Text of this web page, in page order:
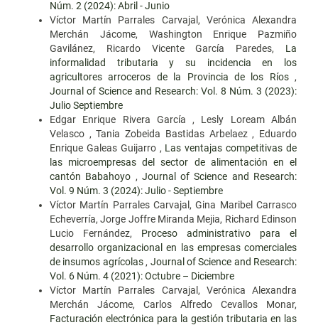
Núm. 2 (2024): Abril - Junio
Víctor Martín Parrales Carvajal, Verónica Alexandra
Merchán Jácome, Washington Enrique Pazmiño
Gavilánez, Ricardo Vicente García Paredes, La
informalidad tributaria y su incidencia en los
agricultores arroceros de la Provincia de los Ríos ,
Journal of Science and Research: Vol. 8 Núm. 3 (2023):
Julio Septiembre
Edgar Enrique Rivera García , Lesly Loream Albán
Velasco , Tania Zobeida Bastidas Arbelaez , Eduardo
Enrique Galeas Guijarro , Las ventajas competitivas de
las microempresas del sector de alimentación en el
cantón Babahoyo , Journal of Science and Research:
Vol. 9 Núm. 3 (2024): Julio - Septiembre
Víctor Martín Parrales Carvajal, Gina Maribel Carrasco
Echeverría, Jorge Joffre Miranda Mejia, Richard Edinson
Lucio Fernández, Proceso administrativo para el
desarrollo organizacional en las empresas comerciales
de insumos agrícolas , Journal of Science and Research:
Vol. 6 Núm. 4 (2021): Octubre – Diciembre
Víctor Martín Parrales Carvajal, Verónica Alexandra
Merchán Jácome, Carlos Alfredo Cevallos Monar,
Facturación electrónica para la gestión tributaria en las